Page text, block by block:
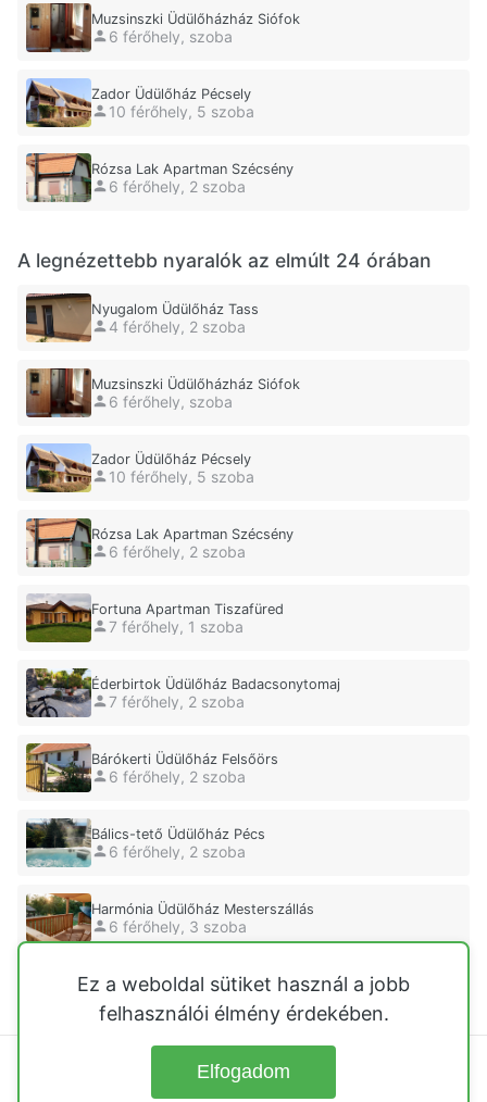
Muzsinszki Üdülőházház Siófok
6 férőhely, szoba
Zador Üdülőház Pécsely
10 férőhely, 5 szoba
Rózsa Lak Apartman Szécsény
6 férőhely, 2 szoba
A legnézettebb nyaralók az elmúlt 24 órában
Nyugalom Üdülőház Tass
4 férőhely, 2 szoba
Muzsinszki Üdülőházház Siófok
6 férőhely, szoba
Zador Üdülőház Pécsely
10 férőhely, 5 szoba
Rózsa Lak Apartman Szécsény
6 férőhely, 2 szoba
Fortuna Apartman Tiszafüred
7 férőhely, 1 szoba
Éderbirtok Üdülőház Badacsonytomaj
7 férőhely, 2 szoba
Bárókerti Üdülőház Felsőörs
6 férőhely, 2 szoba
Bálics-tető Üdülőház Pécs
6 férőhely, 2 szoba
Harmónia Üdülőház Mesterszállás
6 férőhely, 3 szoba
Csendes Apartman Ház Gunarasfürdő
7 férőhely, 1 szoba
Ez a weboldal sütiket használ a jobb
felhasználói élmény érdekében.
Elfogadom